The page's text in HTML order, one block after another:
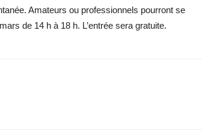
Amateurs ou professionnels pourront se
de 14 h à 18 h. L’entrée sera gratuite.